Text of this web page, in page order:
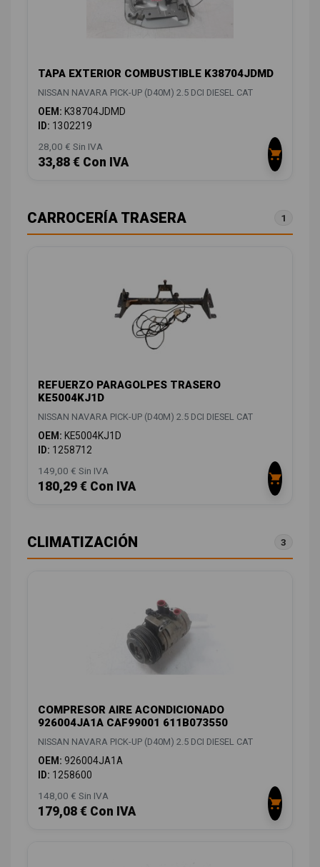
TAPA EXTERIOR COMBUSTIBLE K38704JDMD
NISSAN NAVARA PICK-UP (D40M) 2.5 DCI DIESEL CAT
OEM: K38704JDMD
ID: 1302219
28,00 € Sin IVA
33,88 € Con IVA
CARROCERÍA TRASERA 1
REFUERZO PARAGOLPES TRASERO
KE5004KJ1D
NISSAN NAVARA PICK-UP (D40M) 2.5 DCI DIESEL CAT
OEM: KE5004KJ1D
ID: 1258712
149,00 € Sin IVA
180,29 € Con IVA
CLIMATIZACIÓN 3
COMPRESOR AIRE ACONDICIONADO
926004JA1A CAF99001 611B073550
NISSAN NAVARA PICK-UP (D40M) 2.5 DCI DIESEL CAT
OEM: 926004JA1A
ID: 1258600
148,00 € Sin IVA
179,08 € Con IVA